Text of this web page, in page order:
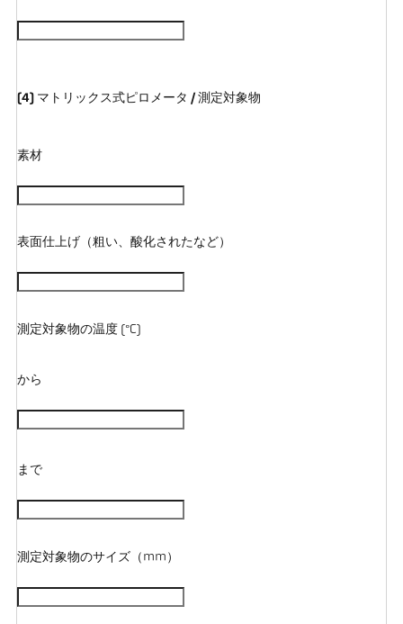
(4) マトリックス式ピロメータ / 測定対象物
素材
表面仕上げ（粗い、酸化されたなど）
測定対象物の温度 (°C)
から
まで
測定対象物のサイズ（mm）